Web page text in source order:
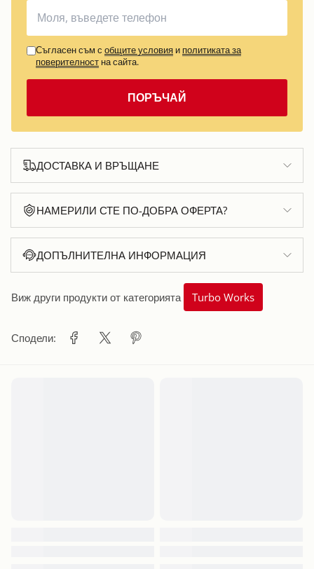
Съгласен съм с общите условия и политиката за
поверителност на сайта.
ПОРЪЧАЙ
ДОСТАВКА И ВРЪЩАНЕ
НАМЕРИЛИ СТЕ ПО-ДОБРА ОФЕРТА?
ДОПЪЛНИТЕЛНА ИНФОРМАЦИЯ
Виж други продукти от категорията Turbo Works
Сподели: